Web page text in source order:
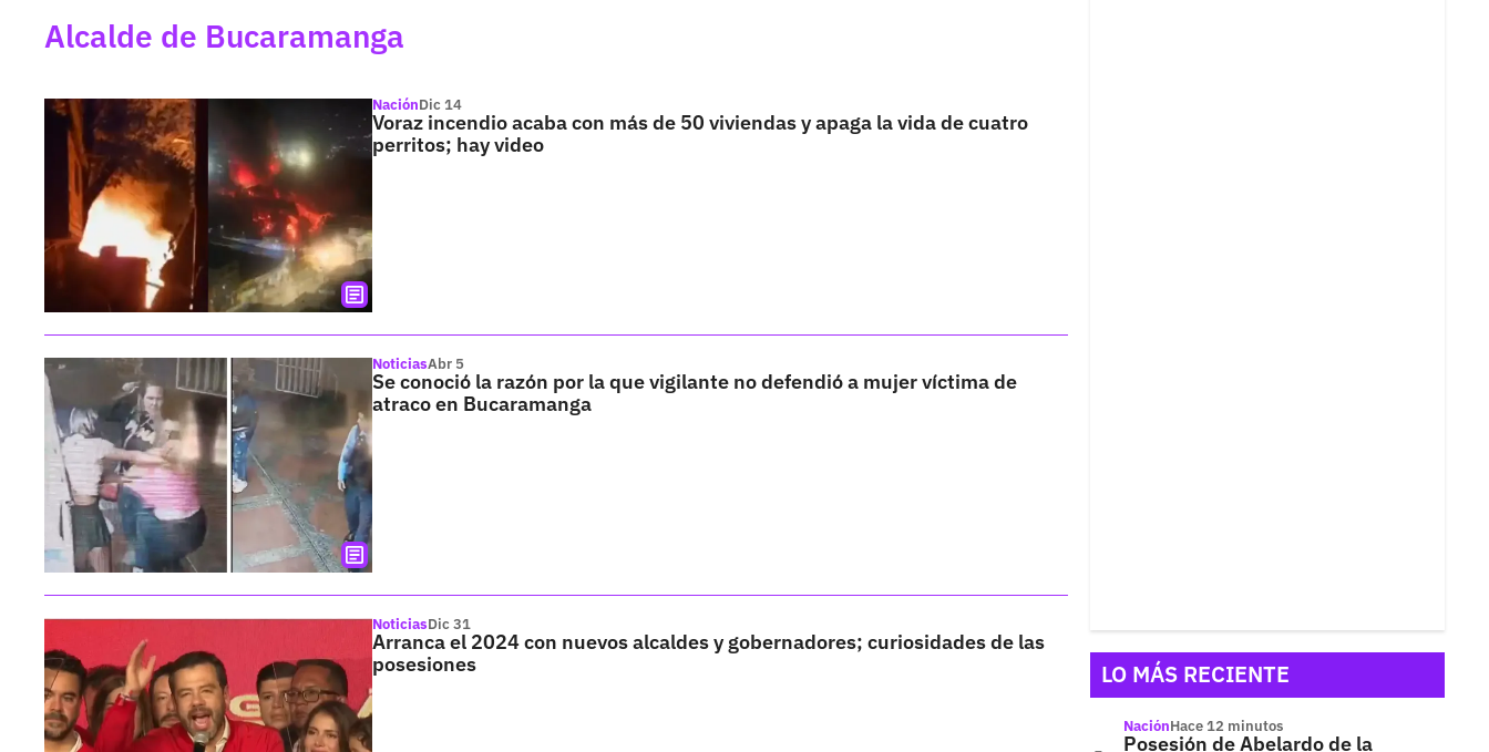
Alcalde de Bucaramanga
NaciónDic 14
Voraz incendio acaba con más de 50 viviendas y apaga la vida de cuatro
perritos; hay video
NoticiasAbr 5
Se conoció la razón por la que vigilante no defendió a mujer víctima de
atraco en Bucaramanga
NoticiasDic 31
Arranca el 2024 con nuevos alcaldes y gobernadores; curiosidades de las
posesiones
LO MÁS RECIENTE
NaciónHace 12 minutos
Posesión de Abelardo de la